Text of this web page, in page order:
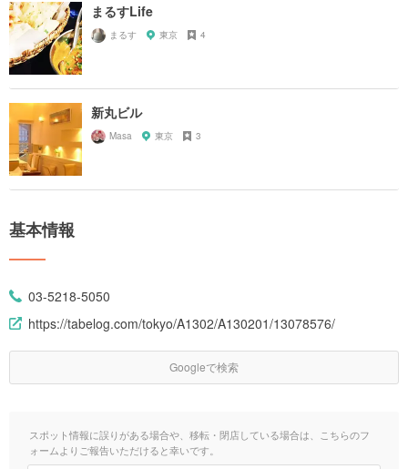
まるすLife
まるす 東京 4
新丸ビル
Masa 東京 3
基本情報
03-5218-5050
https://tabelog.com/tokyo/A1302/A130201/13078576/
Googleで検索
スポット情報に誤りがある場合や、移転・閉店している場合は、こちらのフ
ォームよりご報告いただけると幸いです。